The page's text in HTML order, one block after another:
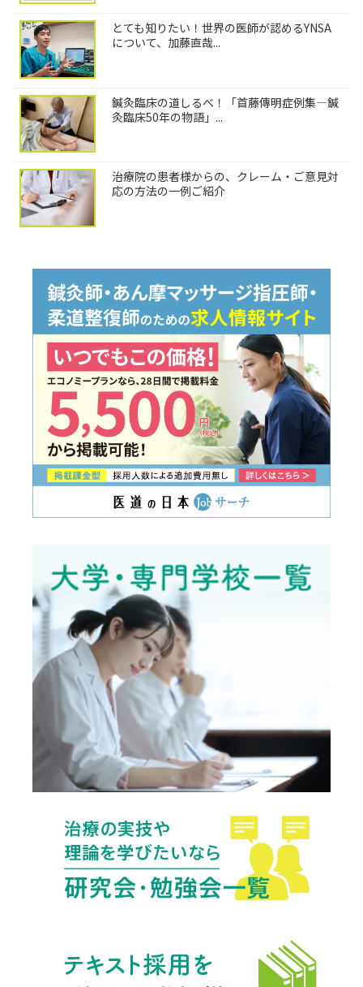
とても知りたい！世界の医師が認めるYNSA
について、加藤直哉...
鍼灸臨床の道しるべ！「首藤傳明症例集―鍼
灸臨床50年の物語」...
治療院の患者様からの、クレーム・ご意見対
応の方法の一例ご紹介